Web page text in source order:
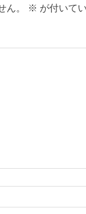
。 ※ が付いて